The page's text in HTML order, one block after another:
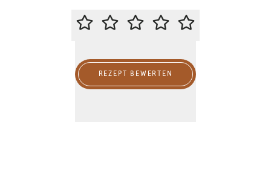
BITTE BEWERTE DIESES REZEPT
REZEPT BEWERTEN